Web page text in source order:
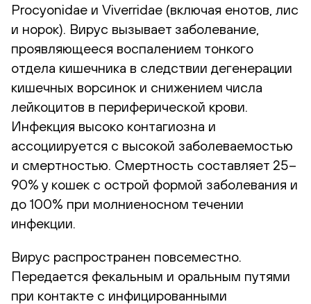
Procyonidae и Viverridae (включая енотов, лис
и норок). Вирус вызывает заболевание,
проявляющееся воспалением тонкого
отдела кишечника в следствии дегенерации
кишечных ворсинок и снижением числа
лейкоцитов в периферической крови.
Инфекция высоко контагиозна и
ассоциируется с высокой заболеваемостью
и смертностью. Смертность составляет 25–
90% у кошек с острой формой заболевания и
до 100% при молниеносном течении
инфекции.
Вирус распространен повсеместно.
Передается фекальным и оральным путями
при контакте с инфицированными